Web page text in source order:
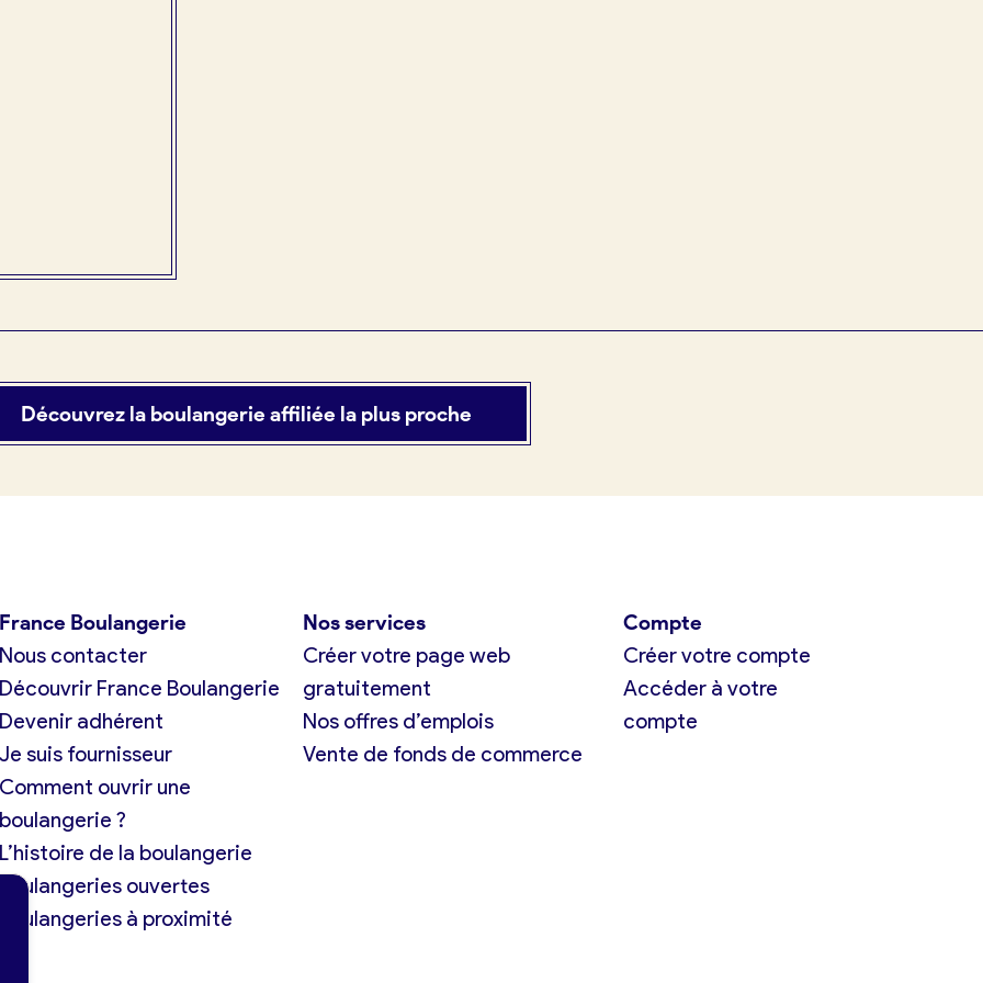
Découvrez la boulangerie affiliée la plus proche
France Boulangerie
contacter
Découvrir France Boulangerie
Devenir adhérent
Je suis fournisseur
Comment ouvrir une
boulangerie ?
L’histoire de la boulangerie
Boulangeries ouvertes
Boulangeries à proximité
Nos services
Créer votre page web
gratuitement
Nos offres d’emplois
Vente de fonds de commerce
Compte
Créer votre compte
Accéder à votre
compte